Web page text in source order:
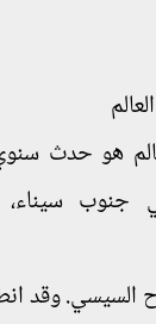
هو حدث
جنوب
السيسي. وقد